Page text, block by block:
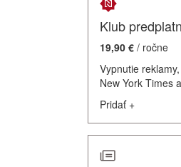
Klub
19,90 € / ročne
Vypnutie
New York Times
Pridať +